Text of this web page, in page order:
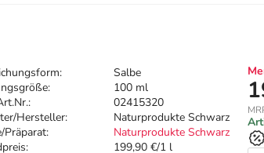
Salbe
100 ml
02415320
Hersteller:
Naturprodukte Schwarz
Präparat:
Naturprodukte Schwarz
199,90 €/1 l